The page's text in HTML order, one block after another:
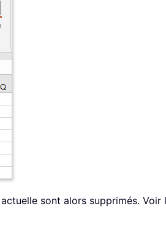
sont alors supprimés. Voir